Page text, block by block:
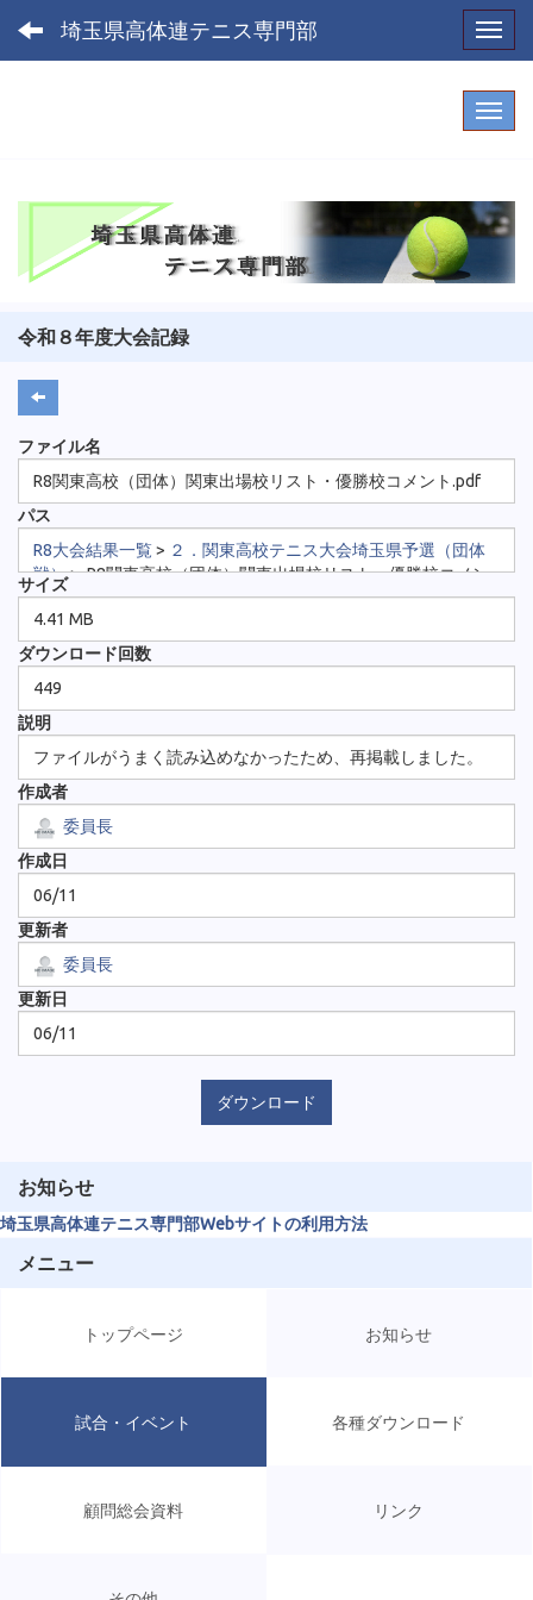
埼玉県高体連テニス専門部
令和８年度大会記録
ファイル名
R8関東高校（団体）関東出場校リスト・優勝校コメント.pdf
パス
R8大会結果一覧> ２．関東高校テニス大会埼玉県予選（団体
戦）>R8関東高校（団体）関東出場校リスト・優勝校コメン
ト.pdf
サイズ
4.41 MB
ダウンロード回数
449
説明
ファイルがうまく読み込めなかったため、再掲載しました。
作成者
委員長
作成日
06/11
更新者
委員長
更新日
06/11
ダウンロード
お知らせ
埼玉県高体連テニス専門部Webサイトの利用方法
メニュー
トップページ お知らせ
試合・イベント 各種ダウンロード
顧問総会資料 リンク